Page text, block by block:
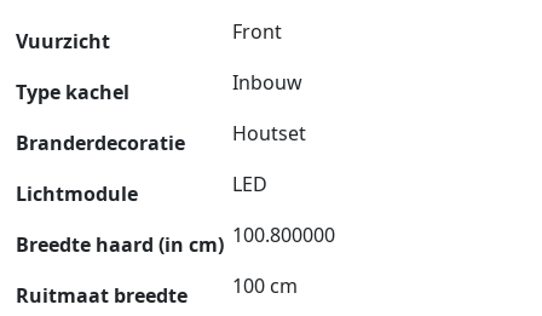
Vuurzicht
Front
Type kachel Inbouw
Branderdecoratie Houtset
Lichtmodule LED
Breedte haard (in cm) 100.800000
Ruitmaat breedte 100 cm